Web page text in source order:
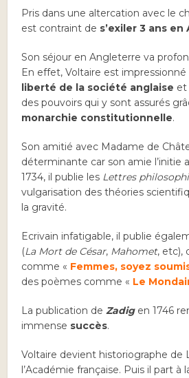
Pris dans une altercation avec le
est contraint de s’exiler 3 ans
Son séjour en Angleterre va
En effet, Voltaire est impressionné
liberté de la société anglaise et
des pouvoirs qui y sont assurés
monarchie constitutionnelle.
Son amitié avec Madame de
déterminante car son amie l’initie
1734, il publie les Lettres
vulgarisation des théories
la gravité.
Ecrivain infatigable, il publie
(La Mort de César, Mahomet, etc),
comme « Femmes, soyez
des poèmes comme « Le
La publication deZadigen 1746
immense succès.
Voltaire devient historiographe de
l’Académie française. Puis il part à